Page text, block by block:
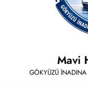
Mavi
GÖKYÜZÜ